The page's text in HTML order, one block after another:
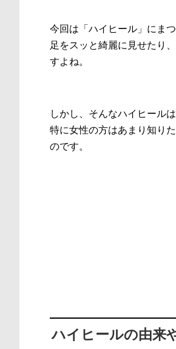
今回は「ハイヒール」にま
足をスッと綺麗に見せたり
すよね。
しかし、そんなハイヒール
特に女性の方はあまり知り
のです。
ハイヒールの由来